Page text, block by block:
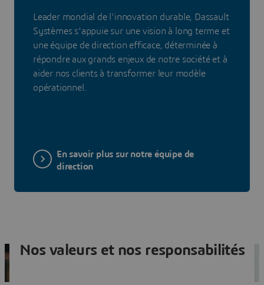
Leader mondial de l'innovation durable, Dassault
Systèmes s'appuie sur une vision à long terme et
une équipe de direction efficace, déterminée à
répondre aux grands enjeux de notre société et à
aider nos clients à transformer leur modèle
opérationnel.
En savoir plus sur notre équipe de
direction
Nos valeurs et nos responsabilités